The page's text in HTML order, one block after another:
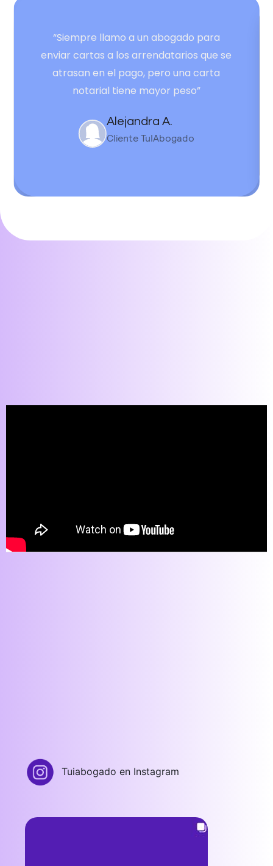
“Siempre llamo a un abogado para
enviar cartas a los arrendatarios que se
atrasan en el pago, pero una carta
notarial tiene mayor peso”
Alejandra A.
Cliente TuIAbogado
Tuiabogado en Instagram